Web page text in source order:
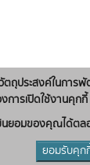
ตถุประสงค์ในการ
การเปิดใช้งานคุก
ยอมของคุณได้ตล
ยอมรับคุก